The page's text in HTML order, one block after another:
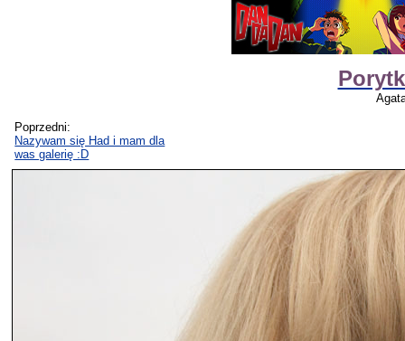
Poprzedni:
Nazywam się Had i mam dla
was galerię :D